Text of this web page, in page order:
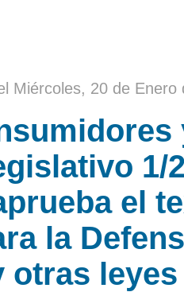
Miércoles, 20 de Enero
1/
el
la
otras